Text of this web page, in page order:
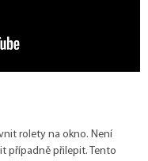
rolety na okno. Není
případně přilepit. Tento